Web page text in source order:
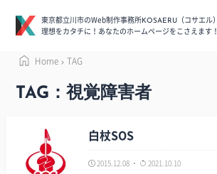
東京都立川市のWeb制作事務所KOSAERU
（コサエル）
理想をカタチに！あなたのホームページをこさえます！
Home TAG
TAG：視覚障害者
白杖SOS
2015.12.08 2021.10.10